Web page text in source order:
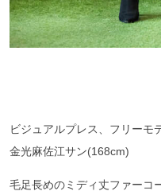
ビジュアルプレス、フリーモ
金光麻佐江サン(168cm)
毛足長めのミディ丈ファーコ